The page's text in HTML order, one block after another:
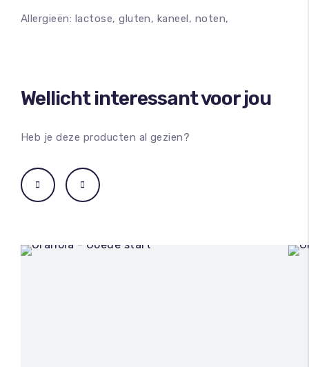
Allergieën: lactose, gluten, kaneel, noten,
Wellicht interessant voor jou
Heb je deze producten al gezien?